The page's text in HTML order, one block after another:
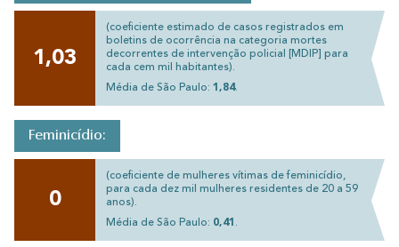
1,03
(coeficiente estimado de casos registrados em
boletins de ocorrência na categoria mortes
decorrentes de intervenção policial [MDIP] para
cada cem mil habitantes).
Média de São Paulo: 1,84.
Feminicídio:
0
(coeficiente de mulheres vítimas de feminicídio,
para cada dez mil mulheres residentes de 20 a 59
anos).
Média de São Paulo: 0,41 .